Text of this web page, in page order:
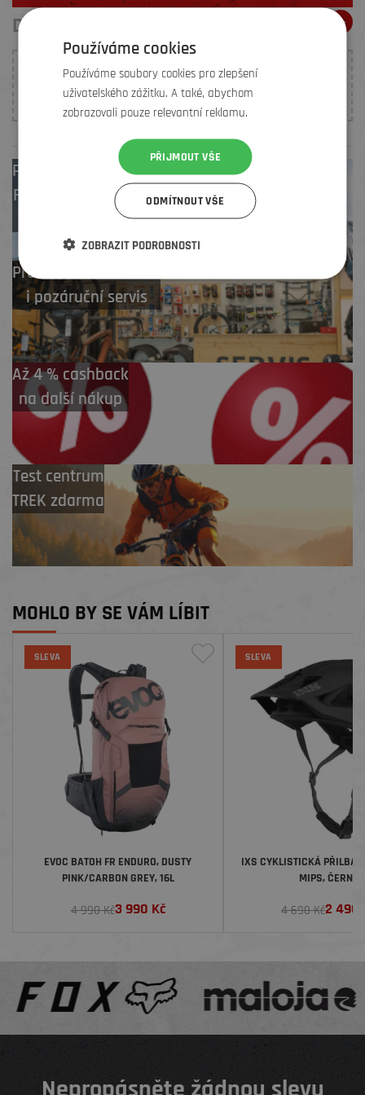
DOPORUČENÍ ELEMENŤÁKŮ
K tomuto produktu nebylo prozatím vloženo žádné
hodnocení. Buďte první, kdopřidá doporučení
Prodejny
Frýdek-Místek
,
Profesionální záruční
i pozáruční servis
Až 4 % cashback
na další nákup
Test centrum
TREK zdarma
MOHLO BY SE VÁM LÍBIT
SLEVA
EVOC BATOH FR ENDURO, DUSTY
PINK/CARBON GREY, 16L
4 990 Kč3 990 Kč
SLEVA
IXS CYKLISTICKÁ PŘILBA
MIPS, ČERNÁ
4 690 Kč2 490
Používáme cookies
Používáme soubory cookies pro zlepšení
uživatelského zážitku. A také, abychom
zobrazovali pouze relevantní reklamu.
PŘIJMOUT VŠE
ODMÍTNOUT VŠE
ZOBRAZIT PODROBNOSTI